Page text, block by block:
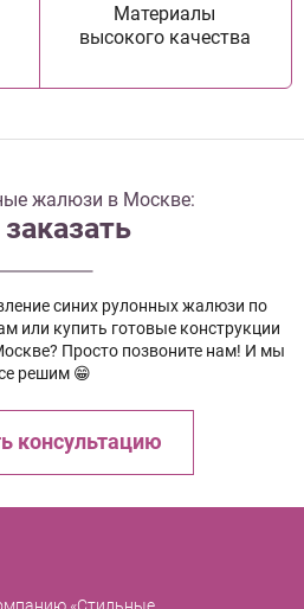
Материалы
высокого качества
жалюзи в Москве:
синих рулонных жалюзи по
или купить готовые конструкции
Просто позвоните нам! И мы
решим 😁
консультацию
«Стильные